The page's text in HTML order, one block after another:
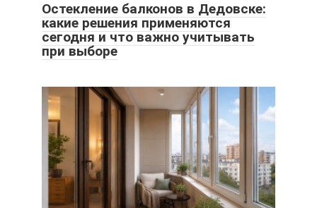
Остекление балконов в Дедовске:
какие решения применяются
сегодня и что важно учитывать
при выборе